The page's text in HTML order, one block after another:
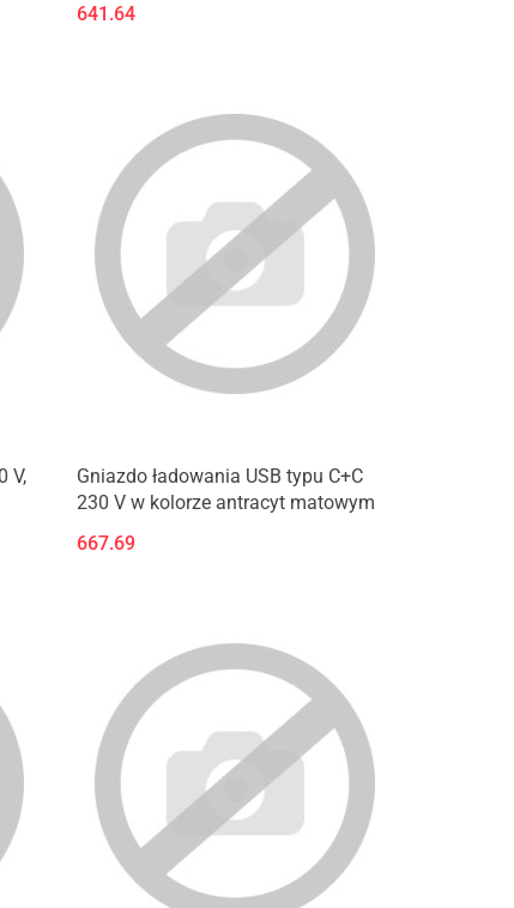
641.64
V,
Gniazdo ładowania USB typu C+C
230 V w kolorze antracyt matowym
667.69